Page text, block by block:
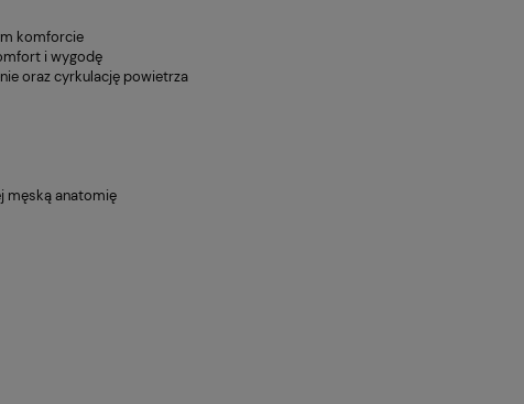
komforcie
i wygodę
oraz cyrkulację powietrza
męską anatomię